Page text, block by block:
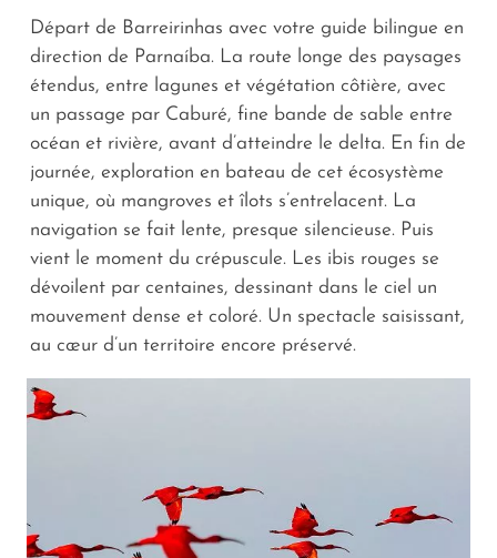
Départ de Barreirinhas avec votre guide bilingue en
direction de Parnaíba. La route longe des paysages
étendus, entre lagunes et végétation côtière, avec
un passage par Caburé, fine bande de sable entre
océan et rivière, avant d’atteindre le delta. En fin de
journée, exploration en bateau de cet écosystème
unique, où mangroves et îlots s’entrelacent. La
navigation se fait lente, presque silencieuse. Puis
vient le moment du crépuscule. Les ibis rouges se
dévoilent par centaines, dessinant dans le ciel un
mouvement dense et coloré. Un spectacle saisissant,
au cœur d’un territoire encore préservé.